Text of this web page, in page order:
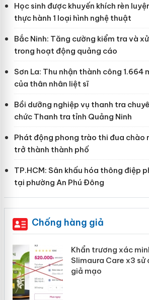
Học sinh được khuyến khích rèn
thực hành 1 loại hình nghệ thuật
Bắc Ninh: Tăng cường kiểm tra và
trong hoạt động quảng cáo
Sơn La: Thu nhận thành công 1.664
của thân nhân liệt sĩ
Bồi dưỡng nghiệp vụ thanh tra
chức Thanh tra tỉnh Quảng Ninh
Phát động phong trào thi đua chào
trở thành thành phố
TP.HCM: Sân khấu hóa thông điệp
tại phường An Phú Đông
Chống hàng giả
Khẩn trương xác
Slimaura Care x3
giả mạo